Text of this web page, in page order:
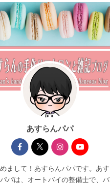
あすらんパパ
まして！あすらんパパです。あす
パは、オートバイの整備士で、バ